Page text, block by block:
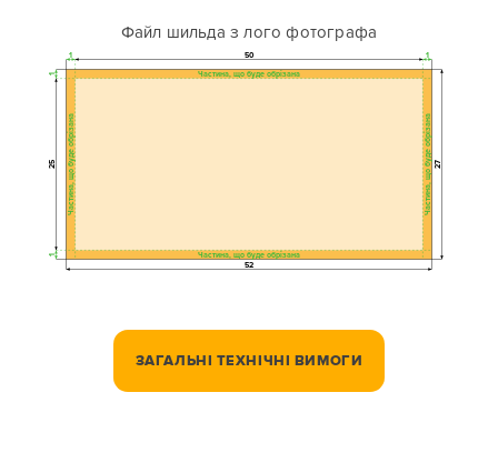
Файл шильда з лого фотографа
52
27
1
25
1
Частина, що буде обрізана Частина, що буде обрізана
1 1
50
Частина, що буде обрізана
Частина, що буде обрізана
ЗАГАЛЬНІ ТЕХНІЧНІ ВИМОГИ